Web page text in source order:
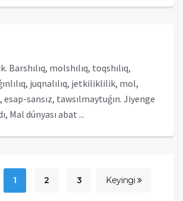
Barshılıq, molshılıq, toqshılıq,
juqnalılıq, jetkiliklilik, mol,
sansız, tawsılmaytuǵın. Jiyenge
Mal dúnyası abat ...
1 2 3 Keyingi